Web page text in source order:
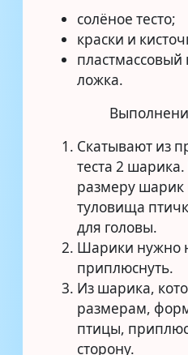
солёное тесто;
краски и
пластмассовый
ложка.
Скатывают из
теста 2
размеру шарик
туловища
для головы.
Шарики нужно
приплюснуть.
Из шарика,
размерам,
птицы,
сторону.